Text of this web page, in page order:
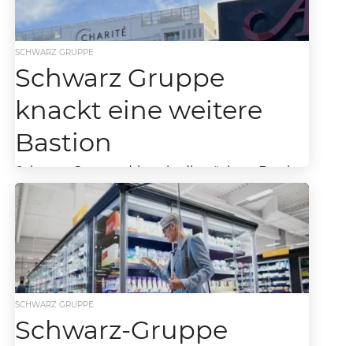
Gruppe ordnet ihre digitale Architektur...
SCHWARZ GRUPPE
Schwarz Gruppe
knackt eine weitere
Bastion
Schwarz-Gruppe dringt in die nächste Bastion
vor, Aufbau einer Gesundheits-Datenbank mir
der Charité steht im Fokus Die Nachricht aus
Neckarsulm und Berlin...
SCHWARZ GRUPPE
Schwarz-Gruppe